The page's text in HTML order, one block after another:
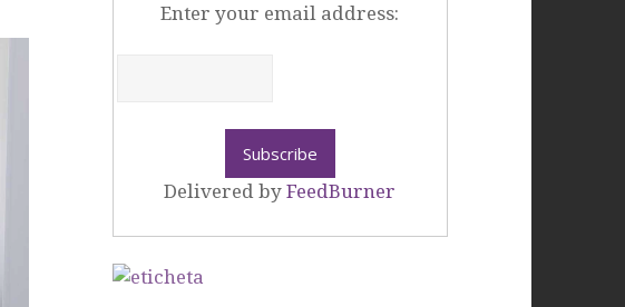
Enter your email address:
Delivered byFeedBurner